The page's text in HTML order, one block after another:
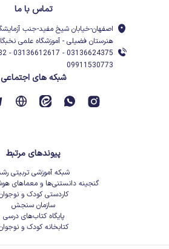
تماس با ما
اصفهان-خیابان شیخ مفید-جنب
هنرستان فضیلی - آموزشگاه علمی
09911530773
شبکه های اجتماعی
پیوندهای مرتبط
شبکه آموزشی تربیتی
گنجینه دانستنی‌ها و معماهای
کاردستی کودک و
سازمان سنجش
پایگاه کتاب‌های درسی
کتابخانه کودک و